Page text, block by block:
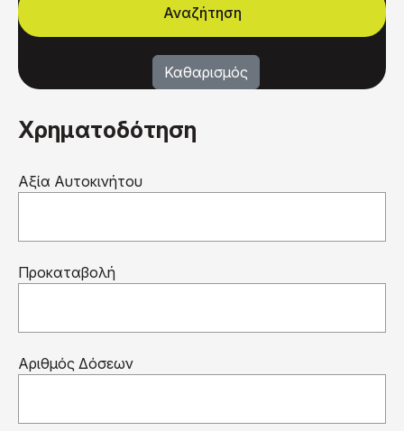
Χρηματοδότηση
Αξία Αυτοκινήτου
Προκαταβολή
Αριθμός Δόσεων